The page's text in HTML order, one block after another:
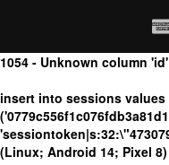
1054 - Unknown column
insert into sessions values
(Linux; Android 14; Pixel